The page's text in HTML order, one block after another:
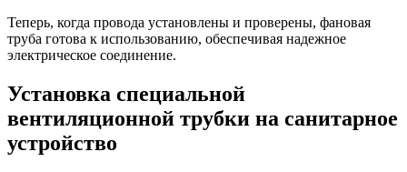
Теперь, когда провода установлены и проверены, фановая
труба готова к использованию, обеспечивая надежное
электрическое соединение.
Установка специальной
вентиляционной трубки на санитарное
устройство